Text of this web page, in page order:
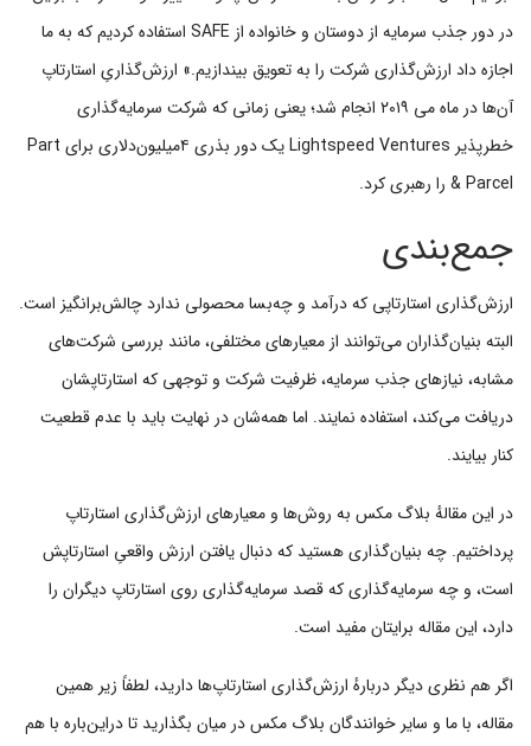
در دور جذب سرمایه از دوستان و خانواده از SAFE استفاده کردیم که به ما
اجازه داد ارزش‌گذاری شرکت را به تعویق بیندازیم.» ارزش‌گذاریِ استارتاپ
آن‌ها در ماه می ۲۰۱۹ انجام شد؛ یعنی زمانی که شرکت سرمایه‌گذاری
خطرپذیر Lightspeed Ventures یک دور بذری ۴میلیون‌دلاری برای Part
& Parcel را رهبری کرد.
جمع‌بندی
ارزش‌گذاری استارتاپی که درآمد و چه‌بسا محصولی ندارد چالش‌برانگیز است.
البته بنیان‌گذاران می‌توانند از معیارهای مختلفی، مانند بررسی شرکت‌های
مشابه، نیازهای جذب سرمایه، ظرفیت شرکت و توجهی که استارتاپشان
دریافت می‌کند، استفاده نمایند. اما همه‌شان در نهایت باید با عدم قطعیت
کنار بیایند.
در این مقالهٔ بلاگ مکس به روش‌ها و معیارهای ارزش‌گذاری استارتاپ
پرداختیم. چه بنیان‌گذاری هستید که دنبال یافتن ارزش واقعیِ استارتاپش
است، و چه سرمایه‌گذاری که قصد سرمایه‌گذاری روی استارتاپ دیگران را
دارد، این مقاله برایتان مفید است.
اگر هم نظری دیگر دربارهٔ ارزش‌گذاری استارتاپ‌ها دارید، لطفاً زیر همین
مقاله، با ما و سایر خوانندگان بلاگ مکس در میان بگذارید تا دراین‌باره با هم